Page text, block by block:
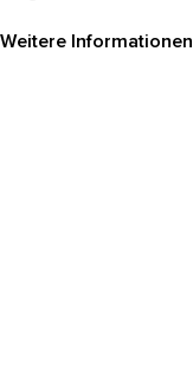
Weitere Informationen